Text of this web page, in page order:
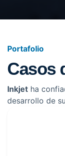
Portafolio
Casos
Inkjet ha
desarrollo de